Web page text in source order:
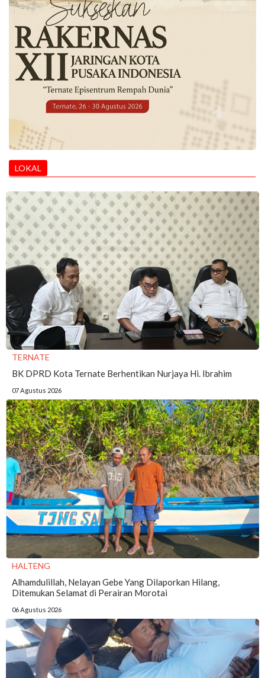
LOKAL
TERNATE
BK DPRD Kota Ternate Berhentikan Nurjaya Hi. Ibrahim
07 Agustus 2026
HALTENG
Alhamdulillah, Nelayan Gebe Yang Dilaporkan Hilang,
Ditemukan Selamat di Perairan Morotai
06 Agustus 2026